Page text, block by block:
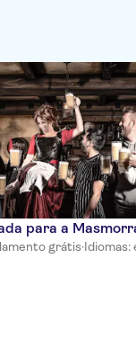
gratuito
para a
grátis·Idiomas: